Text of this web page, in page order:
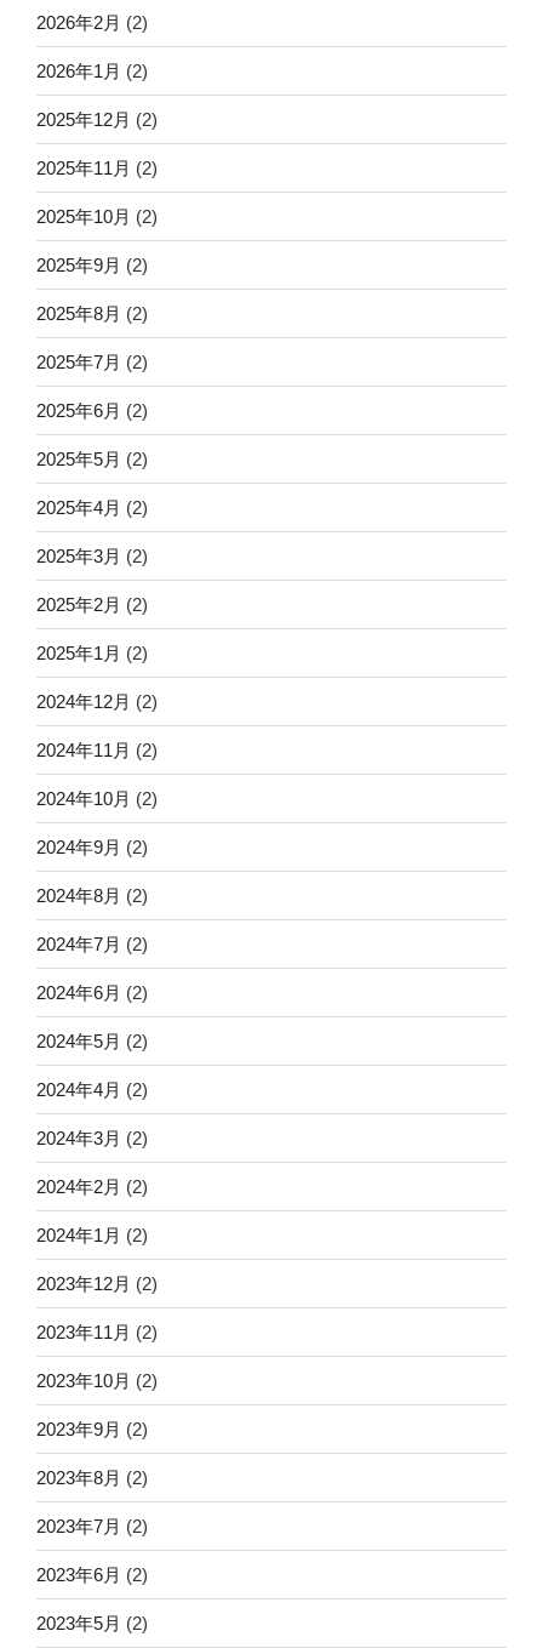
2026年2月 (2)
2026年1月 (2)
2025年12月 (2)
2025年11月 (2)
2025年10月 (2)
2025年9月 (2)
2025年8月 (2)
2025年7月 (2)
2025年6月 (2)
2025年5月 (2)
2025年4月 (2)
2025年3月 (2)
2025年2月 (2)
2025年1月 (2)
2024年12月 (2)
2024年11月 (2)
2024年10月 (2)
2024年9月 (2)
2024年8月 (2)
2024年7月 (2)
2024年6月 (2)
2024年5月 (2)
2024年4月 (2)
2024年3月 (2)
2024年2月 (2)
2024年1月 (2)
2023年12月 (2)
2023年11月 (2)
2023年10月 (2)
2023年9月 (2)
2023年8月 (2)
2023年7月 (2)
2023年6月 (2)
2023年5月 (2)